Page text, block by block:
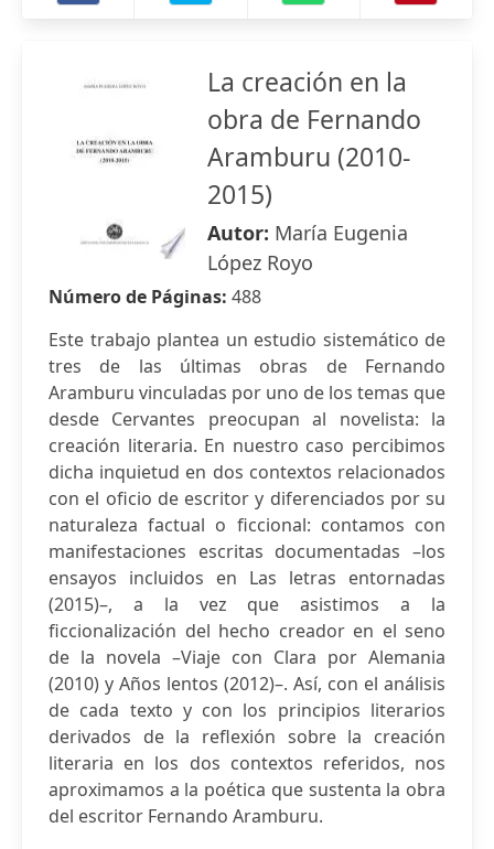
La creación en la
obra de Fernando
Aramburu (2010-
2015)
Autor: María Eugenia
López Royo
Número de Páginas: 488
Este trabajo plantea un estudio sistemático de
tres de las últimas obras de Fernando
Aramburu vinculadas por uno de los temas que
desde Cervantes preocupan al novelista: la
creación literaria. En nuestro caso percibimos
dicha inquietud en dos contextos relacionados
con el oficio de escritor y diferenciados por su
naturaleza factual o ficcional: contamos con
manifestaciones escritas documentadas –los
ensayos incluidos en Las letras entornadas
(2015)–, a la vez que asistimos a la
ficcionalización del hecho creador en el seno
de la novela –Viaje con Clara por Alemania
(2010) y Años lentos (2012)–. Así, con el análisis
de cada texto y con los principios literarios
derivados de la reflexión sobre la creación
literaria en los dos contextos referidos, nos
aproximamos a la poética que sustenta la obra
del escritor Fernando Aramburu.